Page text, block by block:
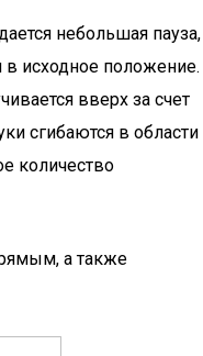
небольшая пауза,
в исходное положение.
вверх за счет
сгибаются в области
количество
а также